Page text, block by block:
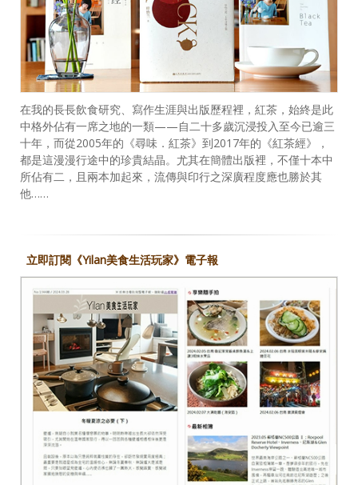
在我的長長飲食研究、寫作生涯與出版歷程裡，紅茶，始終是此
中格外佔有一席之地的一類——自二十多歲沉浸投入至今已逾三
十年，而從2005年的《尋味．紅茶》到2017年的《紅茶經》，
都是這漫漫行途中的珍貴結晶。尤其在簡體出版裡，不僅十本中
所佔有二，且兩本加起來，流傳與印行之深廣程度應也勝於其
他……
立即訂閱《Yilan美食生活玩家》電子報